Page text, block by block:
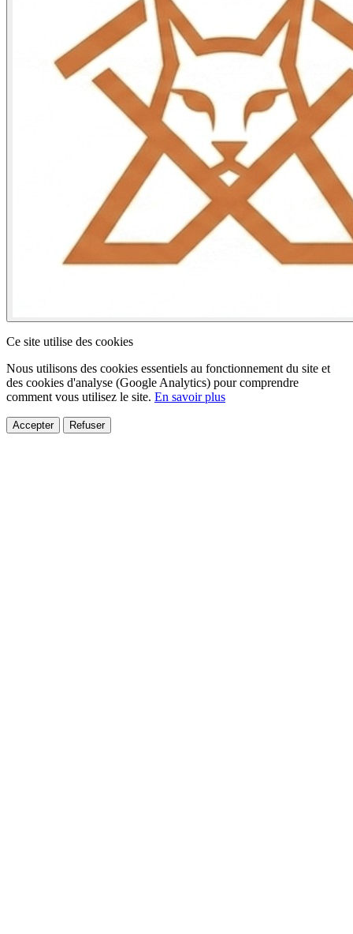
Ce site utilise des cookies
Nous utilisons des cookies essentiels au fonctionnement du site et
des cookies d'analyse (Google Analytics) pour comprendre
comment vous utilisez le site. En savoir plus
Accepter Refuser